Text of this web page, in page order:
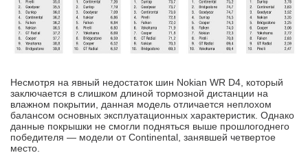
Несмотря на явный недостаток шин Nokian WR D4, который
заключается в слишком длиной тормозной дистанции на
влажном покрытии, данная модель отличается неплохом
балансом основных эксплуатационных характеристик. Однако
данные покрышки не смогли подняться выше прошлогоднего
победителя — модели от Continental, занявшей четвертое
место.